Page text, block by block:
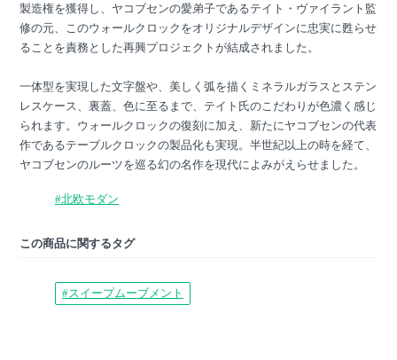
製造権を獲得し、ヤコブセンの愛弟子であるテイト・ヴァイラント監
修の元、このウォールクロックをオリジナルデザインに忠実に甦らせ
ることを責務とした再興プロジェクトが結成されました。
一体型を実現した文字盤や、美しく弧を描くミネラルガラスとステン
レスケース、裏蓋、色に至るまで、テイト氏のこだわりが色濃く感じ
られます。ウォールクロックの復刻に加え、新たにヤコブセンの代表
作であるテーブルクロックの製品化も実現。半世紀以上の時を経て、
ヤコブセンのルーツを巡る幻の名作を現代によみがえらせました。
#北欧モダン
この商品に関するタグ
#スイープムーブメント